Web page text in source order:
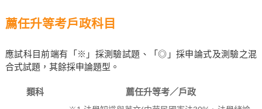
薦任升等考戶政科目
應試科目前端有「※」採測驗試題、「◎」採申論式及測驗之混
合式試題，其餘採申論題型。
類科 薦任升等考／戶政